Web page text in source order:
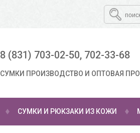
8 (831) 703-02-50, 702-33-68
СУМКИ ПРОИЗВОДСТВО И ОПТОВАЯ
СУМКИ И РЮКЗАКИ ИЗ КОЖИ